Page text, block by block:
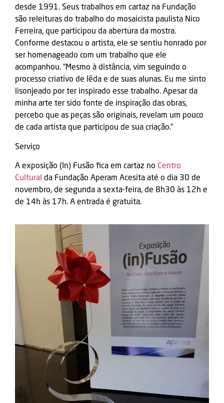
desde 1991. Seus trabalhos em cartaz na Fundação
são releituras do trabalho do mosaicista paulista Nico
Ferreira, que participou da abertura da mostra.
Conforme destacou o artista, ele se sentiu honrado por
ser homenageado com um trabalho que ele
acompanhou. “Mesmo à distância, vim seguindo o
processo criativo de Iêda e de suas alunas. Eu me sinto
lisonjeado por ter inspirado esse trabalho. Apesar da
minha arte ter sido fonte de inspiração das obras,
percebo que as peças são originais, revelam um pouco
de cada artista que participou de sua criação.”
Serviço
A exposição (In) Fusão fica em cartaz no Centro
Cultural da Fundação Aperam Acesita até o dia 30 de
novembro, de segunda a sexta-feira, de 8h30 às 12h e
de 14h às 17h. A entrada é gratuita.